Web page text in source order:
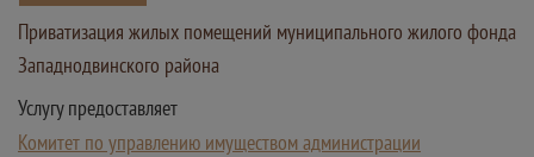
Приватизация жилых помещений муниципального жилого фонда
Западнодвинского района
Услугу предоставляет
Комитет по управлению имуществом администрации